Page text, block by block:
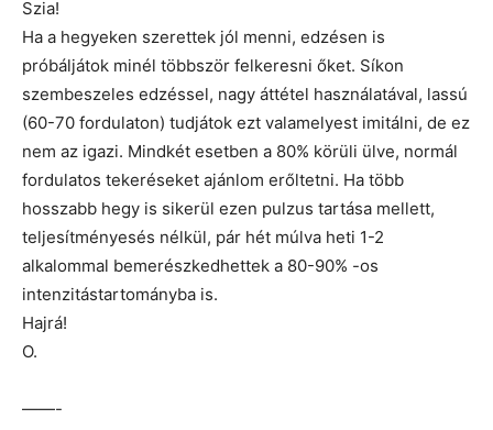
Szia!
Ha a hegyeken szerettek jól menni, edzésen is
próbáljátok minél többször felkeresni őket. Síkon
szembeszeles edzéssel, nagy áttétel használatával, lassú
(60-70 fordulaton) tudjátok ezt valamelyest imitálni, de ez
nem az igazi. Mindkét esetben a 80% körüli ülve, normál
fordulatos tekeréseket ajánlom erőltetni. Ha több
hosszabb hegy is sikerül ezen pulzus tartása mellett,
teljesítményesés nélkül, pár hét múlva heti 1-2
alkalommal bemerészkedhettek a 80-90% -os
intenzitástartományba is.
Hajrá!
O.
——-